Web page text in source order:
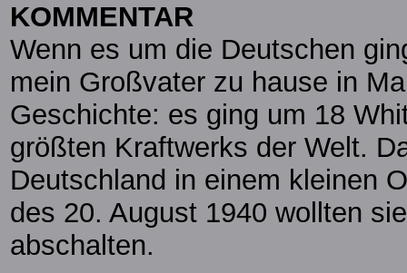
KOMMENTAR
Wenn es um die Deutschen
mein Großvater zu hause in
Geschichte: es ging um 18
größten Kraftwerks der Welt.
Deutschland in einem kleinen
des 20. August 1940 wollten
abschalten.